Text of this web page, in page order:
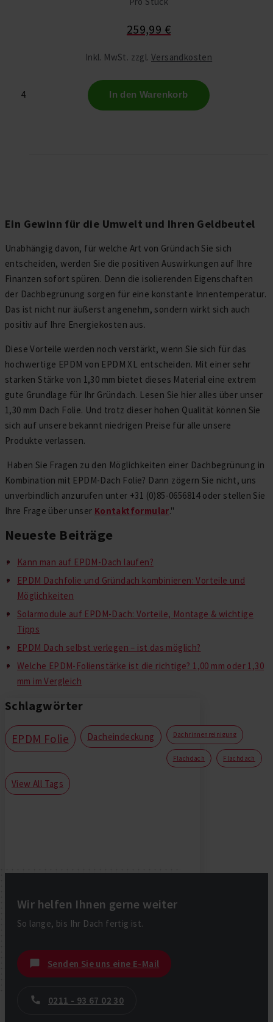
259,99 €
Inkl. MwSt. zzgl. Versandkosten
In den Warenkorb
Ein Gewinn für die Umwelt und Ihren Geldbeutel
Unabhängig davon, für welche Art von Gründach Sie sich
entscheiden, werden Sie die positiven Auswirkungen auf Ihre
Finanzen sofort spüren. Denn die isolierenden Eigenschaften
der Dachbegrünung sorgen für eine konstante Innentemperatur.
Das ist nicht nur äußerst angenehm, sondern wirkt sich auch
positiv auf Ihre Energiekosten aus.
Diese Vorteile werden noch verstärkt, wenn Sie sich für das
hochwertige EPDM von EPDM XL entscheiden. Mit einer sehr
starken Stärke von 1,30 mm bietet dieses Material eine extrem
gute Grundlage für Ihr Gründach. Lesen Sie hier alles über unser
1,30 mm Dach Folie. Und trotz dieser hohen Qualität können Sie
sich auf unsere bekannt niedrigen Preise für alle unsere
Produkte verlassen.
Haben Sie Fragen zu den Möglichkeiten einer Dachbegrünung in
Kombination mit EPDM-Dach Folie? Dann zögern Sie nicht, uns
unverbindlich anzurufen unter +31 (0)85-0656814 oder stellen Sie
Ihre Frage über unser Kontaktformular."
Neueste Beiträge
Kann man auf EPDM-Dach laufen?
EPDM Dachfolie und Gründach kombinieren: Vorteile und
Möglichkeiten
Solarmodule auf EPDM-Dach: Vorteile, Montage & wichtige
Tipps
EPDM Dach selbst verlegen – ist das möglich?
Welche EPDM-Folienstärke ist die richtige? 1,00 mm oder 1,30
mm im Vergleich
Schlagwörter
EPDM Folie Dacheindeckung Dachrinnenreinigung
Flachdach Flachdach
View All Tags
Wir helfen Ihnen gerne weiter
So lange, bis Ihr Dach fertig ist.
Senden Sie uns eine E-Mail
0211 - 93 67 02 30